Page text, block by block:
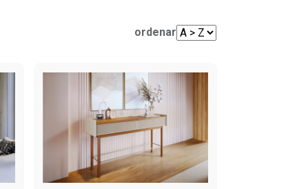
Sofá de Canto
Sofá com Chaise
Sofá de Couro
Sofá Automatizado
Sofá Orgânico
ordenar